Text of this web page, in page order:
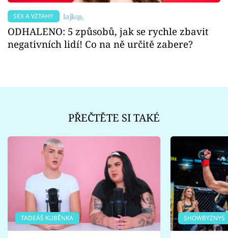
SEX A VZTAHY
ODHALENO: 5 způsobů, jak se rychle zbavit
negativních lidí! Co na ně určitě zabere?
PŘEČTĚTE SI TAKÉ
TADEÁŠ KUBĚNKA SHOWBYZNYS